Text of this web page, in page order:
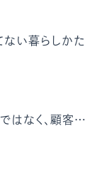
い暮らしかた
モノを売るのではなく、顧客の心を満たそう